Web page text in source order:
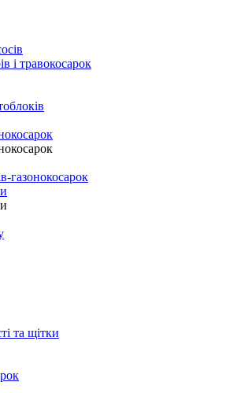
і травокосарок
газонокосарок
та щітки